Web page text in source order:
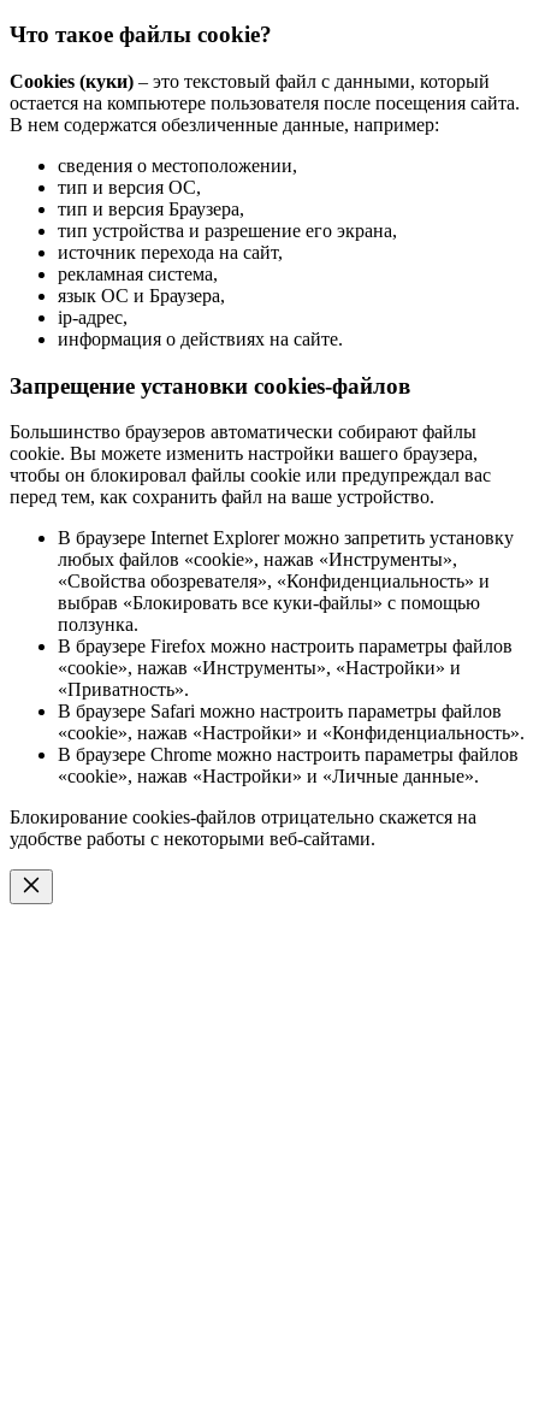
Что такое файлы cookie?
Cookies (куки) – это текстовый файл с данными, который
остается на компьютере пользователя после посещения сайта.
В нем содержатся обезличенные данные, например:
сведения о местоположении,
тип и версия ОС,
тип и версия Браузера,
тип устройства и разрешение его экрана,
источник перехода на сайт,
рекламная система,
язык ОС и Браузера,
ip-адрес,
информация о действиях на сайте.
Запрещение установки cookies-файлов
Большинство браузеров автоматически собирают файлы
cookie. Вы можете изменить настройки вашего браузера,
чтобы он блокировал файлы cookie или предупреждал вас
перед тем, как сохранить файл на ваше устройство.
В браузере Internet Explorer можно запретить установку
любых файлов «cookie», нажав «Инструменты»,
«Свойства обозревателя», «Конфиденциальность» и
выбрав «Блокировать все куки-файлы» с помощью
ползунка.
В браузере Firefox можно настроить параметры файлов
«cookie», нажав «Инструменты», «Настройки» и
«Приватность».
В браузере Safari можно настроить параметры файлов
«cookie», нажав «Настройки» и «Конфиденциальность».
В браузере Chrome можно настроить параметры файлов
«cookie», нажав «Настройки» и «Личные данные».
Блокирование cookies-файлов отрицательно скажется на
удобстве работы с некоторыми веб-сайтами.